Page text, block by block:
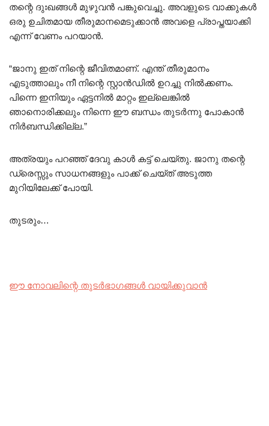
തന്റെ ദുഃഖങ്ങൾ മുഴുവൻ പങ്കുവെച്ചു. അവളുടെ വാക്കുകൾ
ഒരു ഉചിതമായ തീരുമാനമെടുക്കാൻ അവളെ പ്രാപ്തയാക്കി
എന്ന് വേണം പറയാൻ.
“ജാനു ഇത് നിന്റെ ജീവിതമാണ്. എന്ത് തീരുമാനം
എടുത്താലും നീ നിന്റെ സ്റ്റാൻഡിൽ ഉറച്ചു നിൽക്കണം.
പിന്നെ ഇനിയും ഏട്ടനിൽ മാറ്റം ഇല്ലെങ്കിൽ
ഞാനൊരിക്കലും നിന്നെ ഈ ബന്ധം തുടർന്നു പോകാൻ
നിർബന്ധിക്കില്ല.”
അത്രയും പറഞ്ഞ് ദേവു കാൾ കട്ട്‌ ചെയ്തു. ജാനു തന്റെ
ഡ്രെസ്സും സാധനങ്ങളും പാക്ക് ചെയ്ത് അടുത്ത
മുറിയിലേക്ക് പോയി.
തുടരും…
ഈ നോവലിന്റെ തുടർഭാഗങ്ങൾ വായിക്കുവാൻ